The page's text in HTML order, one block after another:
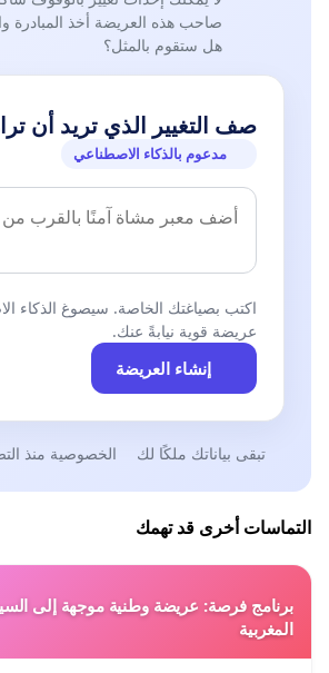
صاحب هذه العريضة أخذ المبادرة
هل ستقوم بالمثل؟
صف التغيير الذي تريد أن
مدعوم بالذكاء الاصطناعي
اكتب بصياغتك الخاصة. سيصوغ الذكاء
عريضة قوية نيابةً عنك.
إنشاء العريضة
تبقى بياناتك ملكًا لك الخصوصية منذ
التماسات أخرى قد تهمك
برنامج فرصة: عريضة وطنية موجهة إلى
المغربية